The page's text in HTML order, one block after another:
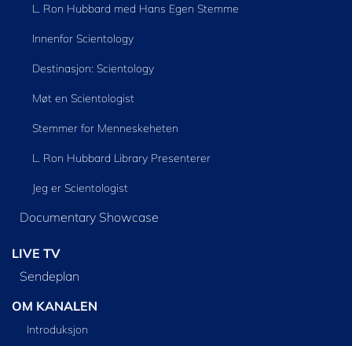
L. Ron Hubbard med Hans Egen Stemme
Innenfor Scientology
Destinasjon: Scientology
Møt en Scientologist
Stemmer for Menneskeheten
L. Ron Hubbard Library Presenterer
Jeg er Scientologist
Documentary Showcase
LIVE TV
Sendeplan
OM KANALEN
Introduksjon